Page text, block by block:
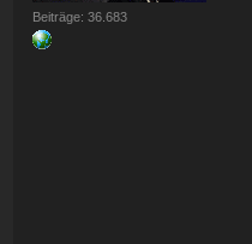
Beiträge: 36.683